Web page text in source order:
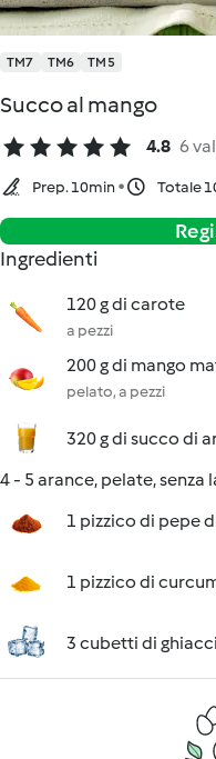
TM7 TM6 TM5
Succo al mango
4.8 6
Prep. 10min Totale
Ingredienti
120 g di carote
a pezzi
200 g di mango
pelato, a pezzi
320 g di succo di
4 - 5 arance, pelate, senza
1 pizzico di pepe
1 pizzico di
3 cubetti di